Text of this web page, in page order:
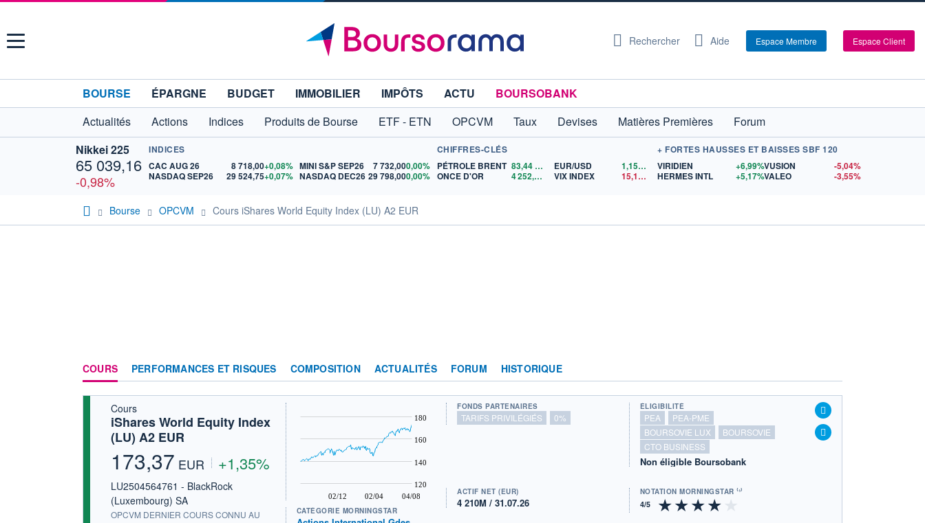
Menu Rechercher Aide Espace Membre Espace Client
BOURSE ÉPARGNE BUDGET IMMOBILIER IMPÔTS ACTU
BOURSOBANK
Actualités
Actions Indices Produits de Bourse ETF - ETN OPCVM Taux Devises Matières Premières
Forum
Nikkei 225
65 039,16
-0,98%
INDICES
CAC AUG 26
8 718,00+0,08%
NASDAQ SEP26
29 524,75+0,07%
MINI S&P SEP26 7 732,000,00%
NASDAQ DEC26 29 798,000,00%
CHIFFRES-CLÉS
PÉTROLE BRENT 83,44
ONCE D'OR
4 252,36 $US
EUR/USD 1,1522
$US
VIX INDEX
15,15$US
+ FORTES HAUSSES ET BAISSES SBF 120
VIRIDIEN
+6,99%
HERMES INTL
+5,17%
VUSION
-5,04%
VALEO
-3,55%
Bourse OPCVM Cours iShares World Equity Index (LU) A2 EUR
COURS PERFORMANCES ET RISQUES COMPOSITION ACTUALITÉS FORUM HISTORIQUE
Cours
iShares World Equity Index
(LU) A2 EUR
173,37 EUR +1,35%
LU2504564761 - BlackRock
(Luxembourg) SA
OPCVM DERNIER COURS CONNU AU
02/12 02/04 04/08
120
140
160
180
CATÉGORIE MORNINGSTAR
FONDS PARTENAIRES
TARIFS PRIVILÉGIÉS 0%
ÉLIGIBILITÉ
PEA
PEA-PME
BOURSOVIE LUX
BOURSOVIE
CTO BUSINESS
Non éligible Boursobank
ACTIF NET (EUR)
4 210M / 31.07.26
NOTATION MORNINGSTAR ⁽¹⁾